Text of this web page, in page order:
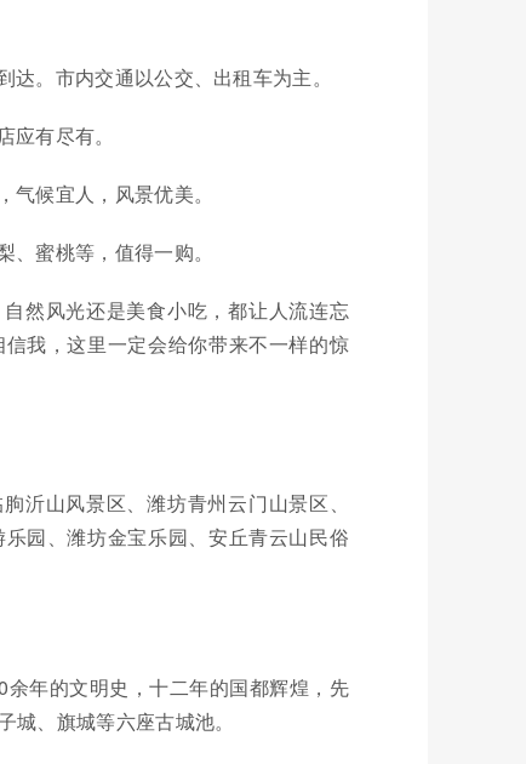
。市内交通以公交、出租车为主。
有尽有。
候宜人，风景优美。
蜜桃等，值得一购。
然风光还是美食小吃，都让人流连忘
我，这里一定会给你带来不一样的惊
沂山风景区、潍坊青州云门山景区、
园、潍坊金宝乐园、安丘青云山民俗
年的文明史，十二年的国都辉煌，先
、旗城等六座古城池。